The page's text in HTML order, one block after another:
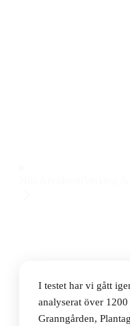
I testet har vi gått
analyserat över
Granngården,